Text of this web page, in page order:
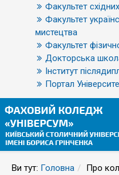
Факультет
Факультет
мистецтва
Факультет
Докторська
Інститут
Портал
Ви тут: Головна Про